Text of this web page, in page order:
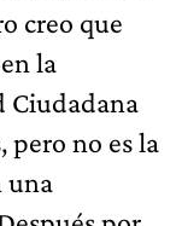
creo que
la
Ciudadana
pero no es la
una